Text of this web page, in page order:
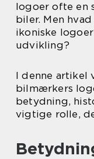
logoer ofte en
biler. Men
ikoniske
udvikling?
I denne artikel
bilmærkers
betydning,
vigtige rolle,